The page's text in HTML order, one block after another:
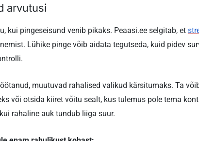
arvutusi
kui pingeseisund venib pikaks. Peaasi.ee selgitab, et
Lühike pinge võib aidata tegutseda, kuid pidev
muutuvad rahalised valikud kärsitumaks. Ta
või otsida kiiret võitu sealt, kus tulemus pole tema
rahaline auk tundub liiga suur.